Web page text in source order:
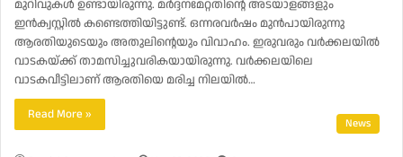
മുറിവുകള്‍ ഉണ്ടായിരുന്നു. മര്‍ദ്ദനമേറ്റതിന്റെ അടയാളങ്ങളും
ഇന്‍ക്വസ്റ്റില്‍ കണ്ടെത്തിയിട്ടുണ്ട്. ഒന്നരവര്‍ഷം മുന്‍പായിരുന്നു
ആരതിയുടെയും അതുലിന്റെയും വിവാഹം. ഇരുവരും വര്‍ക്കലയില്‍
വാടകയ്ക്ക് താമസിച്ചുവരികയായിരുന്നു. വര്‍ക്കലയിലെ
വാടകവീട്ടിലാണ് ആരതിയെ മരിച്ച നിലയില്‍…
Read More »
News